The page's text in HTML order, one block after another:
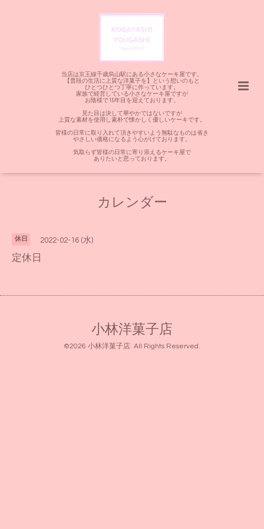
当店は京王線千歳烏山駅にある小さなケーキ屋です。
【普段の生活に上質な洋菓子を】という想いのもと
ひとつひとつ丁寧に作っています。
家族で経営している小さなケーキ屋ですが
お陰様で15年目を迎えております。
見た目は決して華やかではないですが
上質な素材を使用し素朴で懐かしく優しいケーキです。
皆様の日常に取り入れて頂きやすいよう無駄なものは省き
やさしい価格になるよう心がけております。
気取らず皆様の日常に寄り添えるケーキ屋で
ありたいと思っております。
カレンダー
休日 2022-02-16 (水)
定休日
小林洋菓子店
©2026 小林洋菓子店. All Rights Reserved.